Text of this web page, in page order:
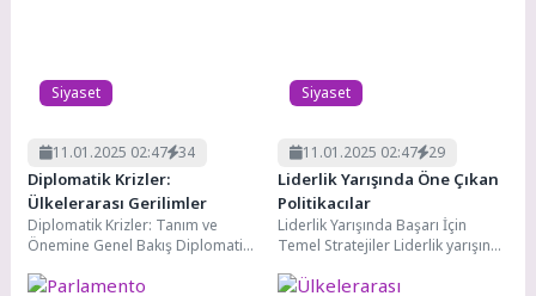
Siyaset
11.01.2025 02:47 34
Diplomatik Krizler:
Ülkelerarası Gerilimler
Diplomatik Krizler: Tanım ve
Önemine Genel Bakış Diplomatik
gelen, genellikle siyasi,...
Siyaset
11.01.2025 02:47 29
Liderlik Yarışında Öne Çıkan
Politikacılar
Liderlik Yarışında Başarı İçin
Temel Stratejiler Liderlik yarışında
gelmesiyle elde...